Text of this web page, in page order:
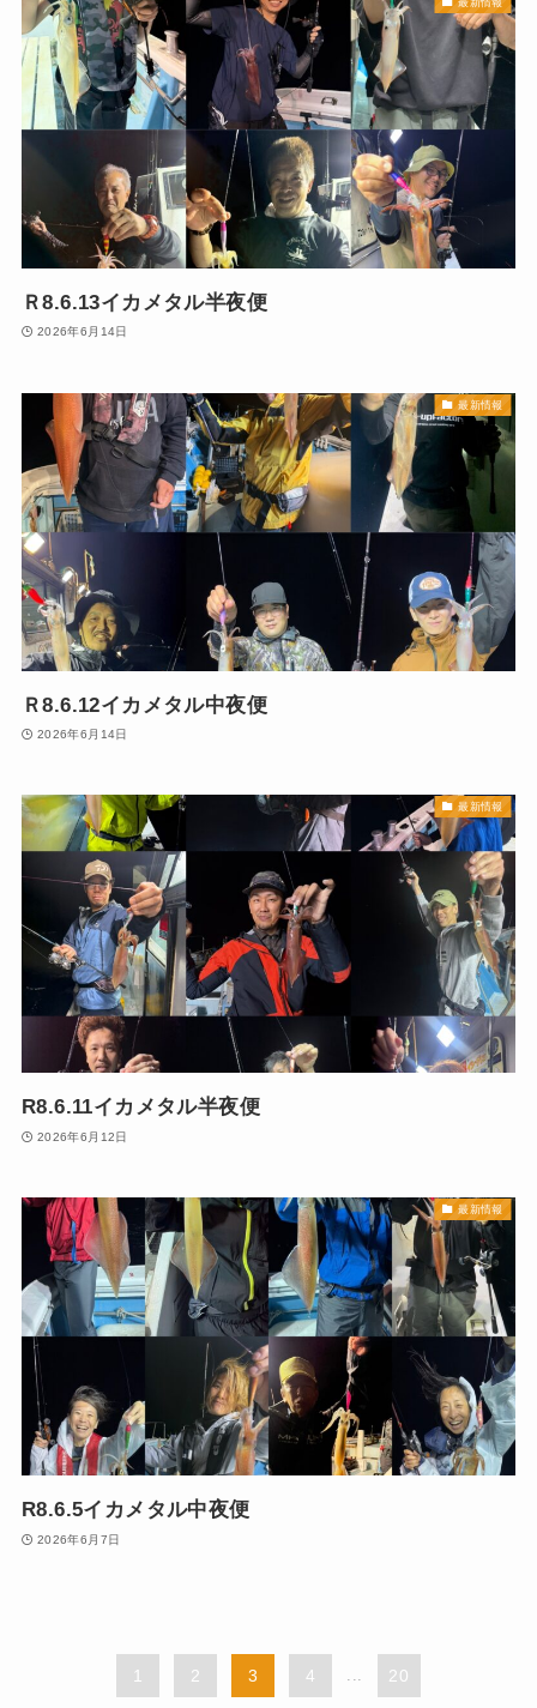
Ｒ8.6.13イカメタル半夜便
2026年6月14日
最新情報
Ｒ8.6.12イカメタル中夜便
2026年6月14日
最新情報
R8.6.11イカメタル半夜便
2026年6月12日
最新情報
R8.6.5イカメタル中夜便
2026年6月7日
1 2 3 4 ... 20